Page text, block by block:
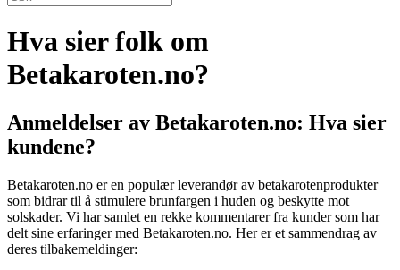
Hva sier folk om
Betakaroten.no?
Anmeldelser av Betakaroten.no: Hva sier
kundene?
Betakaroten.no er en populær leverandør av betakarotenprodukter
som bidrar til å stimulere brunfargen i huden og beskytte mot
solskader. Vi har samlet en rekke kommentarer fra kunder som har
delt sine erfaringer med Betakaroten.no. Her er et sammendrag av
deres tilbakemeldinger: